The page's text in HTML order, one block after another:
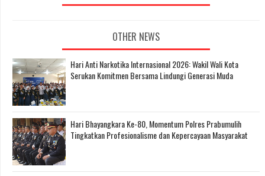
OTHER NEWS
Hari Anti Narkotika Internasional 2026: Wakil Wali Kota
Serukan Komitmen Bersama Lindungi Generasi Muda
Hari Bhayangkara Ke-80, Momentum Polres Prabumulih
Tingkatkan Profesionalisme dan Kepercayaan Masyarakat